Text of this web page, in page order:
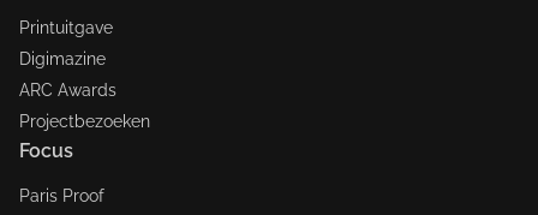
Printuitgave
Digimazine
ARC Awards
Projectbezoeken
Focus
Paris Proof